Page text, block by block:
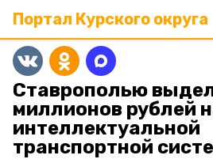
Портал Курского округа
Ставрополью
миллионов рублей
интеллектуальной
транспортной